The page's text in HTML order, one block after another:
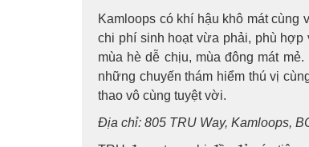
Kamloops có khí hậu khô mát
chi phí sinh hoạt vừa phải, phù
mùa hè dễ chịu, mùa đông mát
những chuyến thám hiểm thú vị
thao vô cùng tuyệt vời.
Địa chỉ: 805 TRU Way, Kamloops,